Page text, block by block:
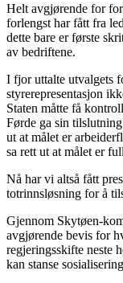
Helt avgjørende for
forlengst har fått fra
dette bare er første
av bedriftene.
I fjor uttalte utvalgets
styrerepresentasjon
Staten måtte få
Førde ga sin
ut at målet er
sa rett ut at målet er
Nå har vi altså fått
totrinnsløsning for å
Gjennom Skytøen-
avgjørende bevis for
regjeringsskifte neste
kan stanse